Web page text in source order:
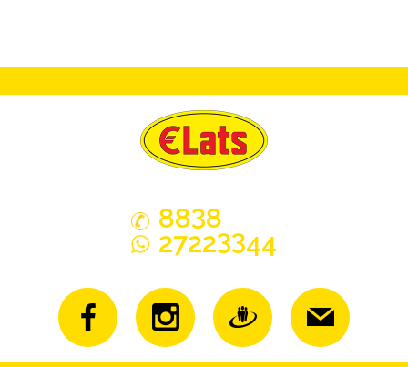
8838
27223344